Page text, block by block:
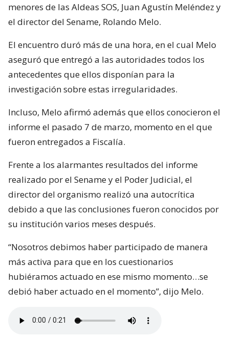
menores de las Aldeas SOS, Juan Agustín Meléndez y
el director del Sename, Rolando Melo.
El encuentro duró más de una hora, en el cual Melo
aseguró que entregó a las autoridades todos los
antecedentes que ellos disponían para la
investigación sobre estas irregularidades.
Incluso, Melo afirmó además que ellos conocieron el
informe el pasado 7 de marzo, momento en el que
fueron entregados a Fiscalía.
Frente a los alarmantes resultados del informe
realizado por el Sename y el Poder Judicial, el
director del organismo realizó una autocrítica
debido a que las conclusiones fueron conocidos por
su institución varios meses después.
“Nosotros debimos haber participado de manera
más activa para que en los cuestionarios
hubiéramos actuado en ese mismo momento…se
debió haber actuado en el momento”, dijo Melo.